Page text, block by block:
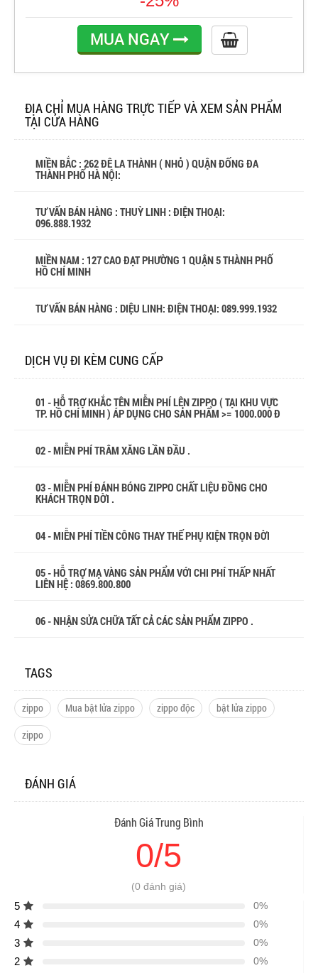
MUA NGAY
ĐỊA CHỈ MUA HÀNG TRỰC TIẾP VÀ XEM SẢN PHẨM
TẠI CỬA HÀNG
MIỀN BẮC : 262 ĐÊ LA THÀNH ( NHỎ ) QUẬN ĐỐNG ĐA
THÀNH PHỐ HÀ NỘI:
TƯ VẤN BÁN HÀNG : THUỲ LINH : ĐIỆN THOẠI:
096.888.1932
MIỀN NAM : 127 CAO ĐẠT PHƯỜNG 1 QUẬN 5 THÀNH PHỐ
HỒ CHÍ MINH
TƯ VẤN BÁN HÀNG : DIỆU LINH: ĐIỆN THOẠI: 089.999.1932
DỊCH VỤ ĐI KÈM CUNG CẤP
01 - HỖ TRỢ KHẮC TÊN MIỄN PHÍ LÊN ZIPPO ( TẠI KHU VỰC
TP. HỒ CHÍ MINH ) ÁP DỤNG CHO SẢN PHẨM >= 1000.000 Đ
02 - MIỄN PHÍ TRÂM XĂNG LẦN ĐẦU .
03 - MIỄN PHÍ ĐÁNH BÓNG ZIPPO CHẤT LIỆU ĐỒNG CHO
KHÁCH TRỌN ĐỜI .
04 - MIỄN PHÍ TIỀN CÔNG THAY THẾ PHỤ KIỆN TRỌN ĐỜI
05 - HỖ TRỢ MẠ VÀNG SẢN PHẨM VỚI CHI PHÍ THẤP NHẤT
LIÊN HỆ : 0869.800.800
06 - NHẬN SỬA CHỮA TẤT CẢ CÁC SẢN PHẨM ZIPPO .
TAGS
zippo Mua bật lửa zippo zippo độc
bật lửa zippo
zippo
ĐÁNH GIÁ
Đánh Giá Trung Bình
0/5
(0 đánh giá)
5 0%
4 0%
3 0%
2 0%